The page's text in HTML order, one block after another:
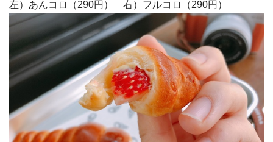
左）あんコロ（290円） 右）フルコロ（290円）